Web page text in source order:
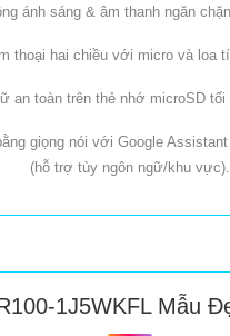
ánh sáng & âm thanh ngăn
thoại hai chiều với micro và loa
an toàn trên thẻ nhớ microSD tối
giọng nói với Google
(hỗ trợ tùy ngôn ngữ/khu vực).
1J5WKFL Mẫu